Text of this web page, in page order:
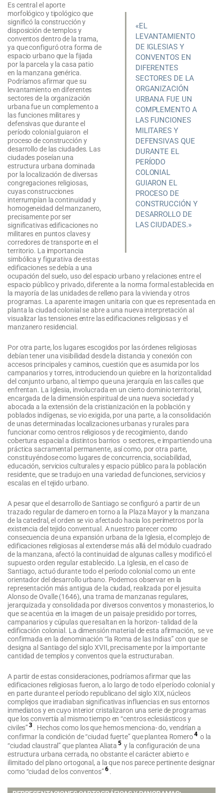
«EL
LEVANTAMIENTO
DE IGLESIAS Y
CONVENTOS EN
DIFERENTES
SECTORES DE LA
ORGANIZACIÓN
URBANA FUE UN
COMPLEMENTO A
LAS FUNCIONES
MILITARES Y
DEFENSIVAS QUE
DURANTE EL
PERÍODO
COLONIAL
GUIARON EL
PROCESO DE
CONSTRUCCIÓN Y
DESARROLLO DE
LAS CIUDADES.»
Es central el aporte
morfológico y tipológico que
significó la construcción y
disposición de templos y
conventos dentro de la trama,
ya que configuró otra forma de
espacio urbano que la fijada
por la parcela y la casa patio
en la manzana genérica.
Podríamos afirmar que su
levantamiento en diferentes
sectores de la organización
urbana fue un complemento a
las funciones militares y
defensivas que durante el
período colonial guiaron el
proceso de construcción y
desarrollo de las ciudades. Las
ciudades poseían una
estructura urbana dominada
por la localización de diversas
congregaciones religiosas,
cuyas construcciones
interrumpían la continuidad y
homogeneidad del manzanero,
precisamente por ser
significativas edificaciones no
militares en puntos claves y
corredores de transporte en el
territorio. La importancia
simbólica y figurativa de estas
edificaciones se debía a una
ocupación del suelo, uso del espacio urbano y relaciones entre el
espacio público y privado, diferente a la norma formal establecida en
la mayoría de las unidades de relleno para la vivienda y otros
programas. La aparente imagen unitaria con que es representada en
planta la ciudad colonial se abre a una nueva interpretación al
visualizar las tensiones entre las edificaciones religiosas y el
manzanero residencial.
Por otra parte, los lugares escogidos por las órdenes religiosas
debían tener una visibilidad desde la distancia y conexión con
accesos principales y caminos, cuestión que es asumida por los
campanarios y torres, introduciendo un quiebre en la horizontalidad
del conjunto urbano, al tiempo que una jerarquía en las calles que
enfrentan. La Iglesia, involucrada en un cierto dominio territorial,
encargada de la dimensión espiritual de una nueva sociedad y
abocada a la extensión de la cristianización en la población y
poblados indígenas, se vio exigida, por una parte, a la consolidación
de unas determinadas localizaciones urbanas y rurales para
funcionar como centros religiosos y de recogimiento, dando
cobertura espacial a distintos barrios o sectores, e impartiendo una
práctica sacramental permanente, así como, por otra parte,
constituyéndose como lugares de concurrencia, sociabilidad,
educación, servicios culturales y espacio público para la población
residente, que se tradujo en una variedad de funciones, servicios y
escalas en el tejido urbano.
A pesar que el desarrollo de Santiago se configuró a partir de un
trazado regular de damero en torno a la Plaza Mayor y la manzana
de la catedral, el orden se vio afectado hacia los perímetros por la
existencia del tejido conventual. A nuestro parecer como
consecuencia de una expansión urbana de la Iglesia, el complejo de
edificaciones religiosas al extenderse más allá del módulo cuadrado
de la manzana, afectó la continuidad de algunas calles y modificó el
supuesto orden regular establecido. La Iglesia, en el caso de
Santiago, actuó durante todo el período colonial como un ente
orientador del desarrollo urbano. Podemos observar en la
representación más antigua de la ciudad, realizada por el jesuita
Alonso de Ovalle (1646), una trama de manzanas regulares,
jerarquizada y consolidada por diversos conventos y monasterios, lo
que se acentúa en la imagen de un paisaje presidido por torres,
campanarios y cúpulas que resaltan en la horizon- talidad de la
edificación colonial. La dimensión material de esta afirmación, se ve
confirmada en la denominación “la Roma de las Indias” con que se
designa al Santiago del siglo XVII, precisamente por la importante
cantidad de templos y conventos que la estructuraban.
A partir de estas consideraciones, podríamos afirmar que las
edificaciones religiosas fueron, a lo largo de todo el período colonial y
en parte durante el período republicano del siglo XIX, núcleos
complejos que irradiaban significativas influencias en sus entornos
inmediatos y en cuyo interior cristalizaron una serie de programas
que los convertía al mismo tiempo en “centros eclesiásticos y
civiles”3 . Hechos como los que hemos menciona- do, vendrían a
confirmar la condición de “ciudad fuerte” que plantea Romero4 o la
“ciudad claustral” que plantea Aliata 5 y la configuración de una
estructura urbana cerrada, no obstante el carácter abierto e
ilimitado del plano ortogonal, a la que nos parece pertinente designar
como “ciudad de los conventos”6 .